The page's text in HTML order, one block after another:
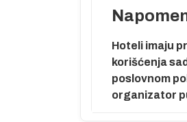
Hoteli imaju
korišćenja
poslovnom
organizator